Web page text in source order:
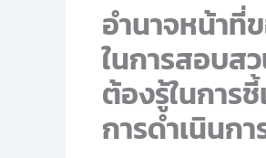
อำนาจหน้าที่
ในการสอบส
ต้องรู้ในการ
การดำเนินก